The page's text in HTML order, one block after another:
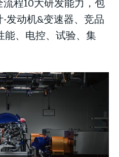
发动机&变速器、竞品
能、电控、试验、集